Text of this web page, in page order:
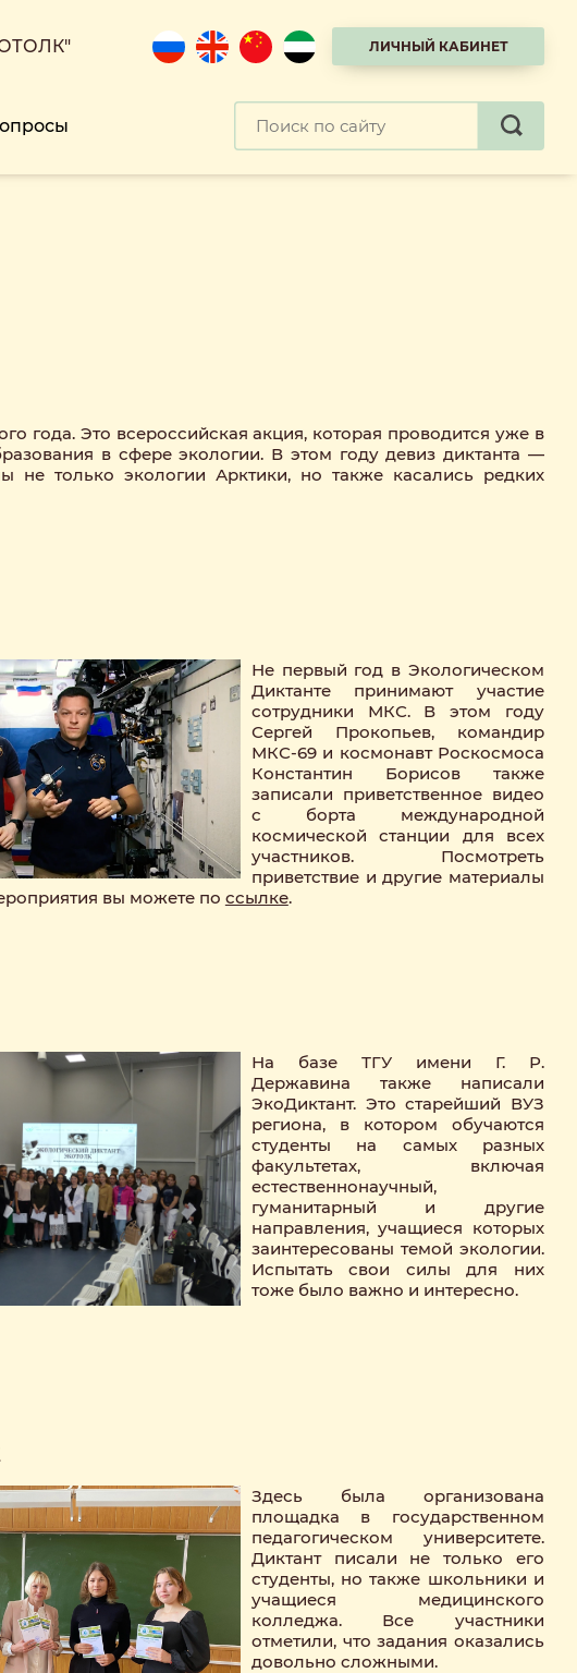
ЛИЧНЫЙ КАБИНЕТ
года. Это всероссийская акция, которая проводится уже в
в сфере экологии. В этом году девиз диктанта —
только экологии Арктики, но также касались редких
Не первый год в Экологическом
Диктанте принимают участие
сотрудники МКС. В этом году
Сергей Прокопьев, командир
МКС-69 и космонавт Роскосмоса
Константин Борисов также
записали приветственное видео
с борта международной
космической станции для всех
участников. Посмотреть
приветствие и другие материалы
вы можете по ссылке.
На базе ТГУ имени Г. Р.
Державина также написали
ЭкоДиктант. Это старейший ВУЗ
региона, в котором обучаются
студенты на самых разных
факультетах, включая
естественнонаучный,
гуманитарный и другие
направления, учащиеся которых
заинтересованы темой экологии.
Испытать свои силы для них
тоже было важно и интересно.
Здесь была организована
площадка в государственном
педагогическом университете.
Диктант писали не только его
студенты, но также школьники и
учащиеся медицинского
колледжа. Все участники
отметили, что задания оказались
довольно сложными.